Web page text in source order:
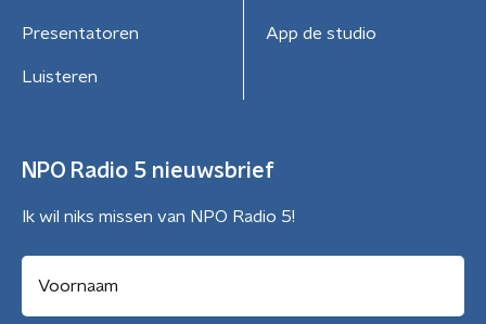
Presentatoren
Luisteren
App de studio
NPO Radio 5 nieuwsbrief
Ik wil niks missen van NPO Radio 5!